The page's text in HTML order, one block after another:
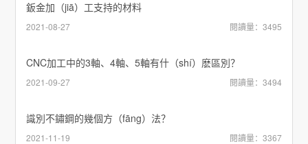
鈑金加（jiā）工支持的材料
2021-08-27 閱讀量：3495
CNC加工中的3軸、4軸、5軸有什（shí）麽區別？
2021-09-27 閱讀量：3494
識別不鏽鋼的幾個方（fāng）法？
2021-11-19 閱讀量：3367